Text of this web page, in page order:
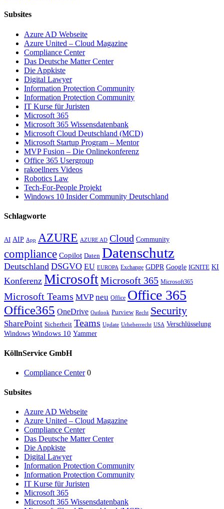
Subsites
Azure AD Webseite
Azure United – Cloud Magazine
Compliance Center
Das Deutsche Matter Center
Die Appkiste
Digital Lawyer
Information Protection Community
Information Protection Community
IT Kurse für Juristen
Microsoft 365
Microsoft 365 Wissensdatenbank
Microsoft Cloud Deutschland (MCD)
Microsoft Startup Program – Mentor
MVP Fusion – Die Onlinekonferenz
Office 365 Usergroup
rakoellners Videos
Robotics Law
Tech-For-People Projekt
Windows 10 Insider Community Deutschland
Schlagworte
AI AIP App AZURE AZURE AD Cloud Community
compliance Copilot Daten Datenschutz
Deutschland DSGVO EU EUROPA Exchange GDPR Google IGNITE KI
Konferenz MicrosoftMicrosoft 365 Microsoft365
Microsoft Teams MVP neu Office Office 365
Office365 OneDrive Outlook Purview Recht Security
SharePoint Sicherheit Teams Update Urheberrecht USA Verschlüsselung
Windows Windows 10 Yammer
KöllnService GmbH
Compliance Center0
Subsites
Azure AD Webseite
Azure United – Cloud Magazine
Compliance Center
Das Deutsche Matter Center
Die Appkiste
Digital Lawyer
Information Protection Community
Information Protection Community
IT Kurse für Juristen
Microsoft 365
Microsoft 365 Wissensdatenbank